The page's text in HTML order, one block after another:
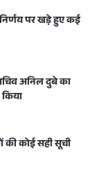
पर खड़े हुए कई
अनिल दुबे का
की कोई सही सूची